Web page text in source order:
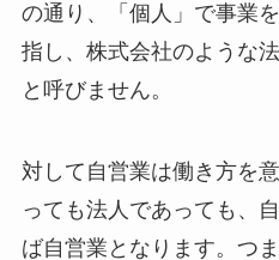
の通り、「個人」で事業
指し、株式会社のような
と呼びません。
対して自営業は働き方を
っても法人であっても、
ば自営業となります。つ